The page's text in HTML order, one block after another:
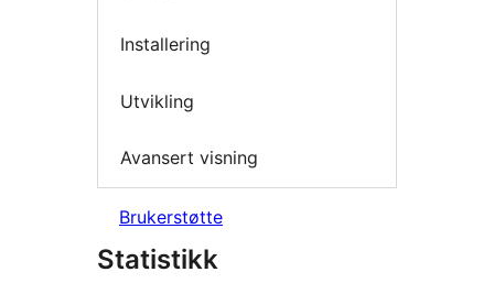
Installering
Utvikling
Avansert visning
Brukerstøtte
Statistikk